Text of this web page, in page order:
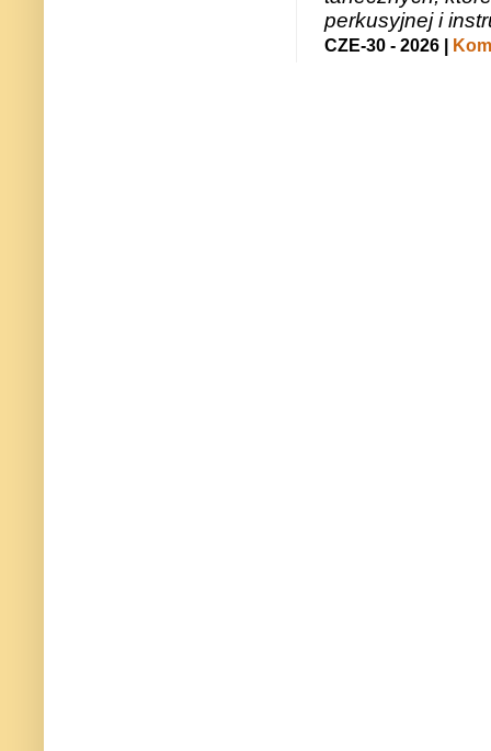
perkusyjnej i
CZE-30 - 2026 |